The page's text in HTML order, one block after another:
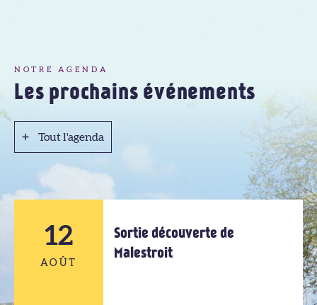
NOTRE AGENDA
Les prochains événements
Tout l'agenda
Tout l'agenda
12
AOÛT
Sortie découverte de
Malestroit